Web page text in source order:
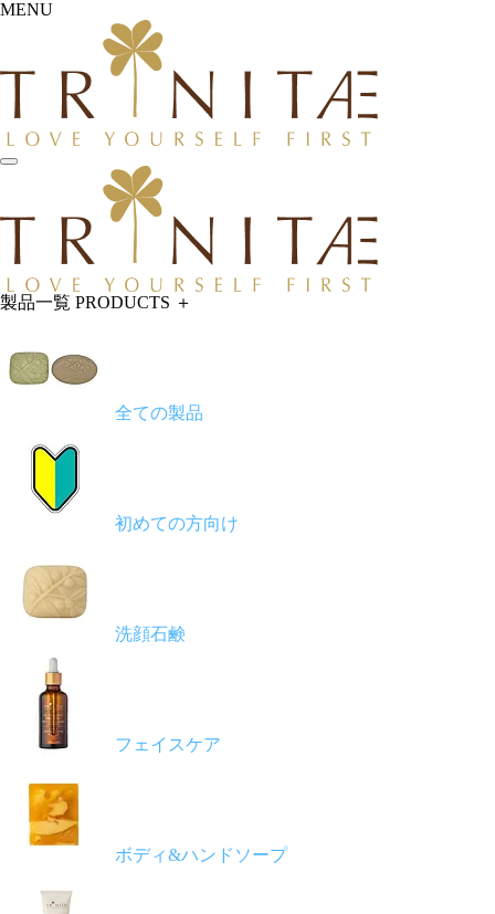
MENU
製品一覧 PRODUCTS ＋
全ての製品
初めての方向け
洗顔石鹸
フェイスケア
ボディ&ハンドソープ